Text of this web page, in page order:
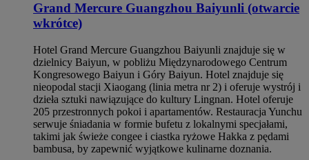
Grand Mercure Guangzhou Baiyunli (otwarcie
wkrótce)
Hotel Grand Mercure Guangzhou Baiyunli znajduje się w
dzielnicy Baiyun, w pobliżu Międzynarodowego Centrum
Kongresowego Baiyun i Góry Baiyun. Hotel znajduje się
nieopodal stacji Xiaogang (linia metra nr 2) i oferuje wystrój i
dzieła sztuki nawiązujące do kultury Lingnan. Hotel oferuje
205 przestronnych pokoi i apartamentów. Restauracja Yunchu
serwuje śniadania w formie bufetu z lokalnymi specjałami,
takimi jak świeże congee i ciastka ryżowe Hakka z pędami
bambusa, by zapewnić wyjątkowe kulinarne doznania.